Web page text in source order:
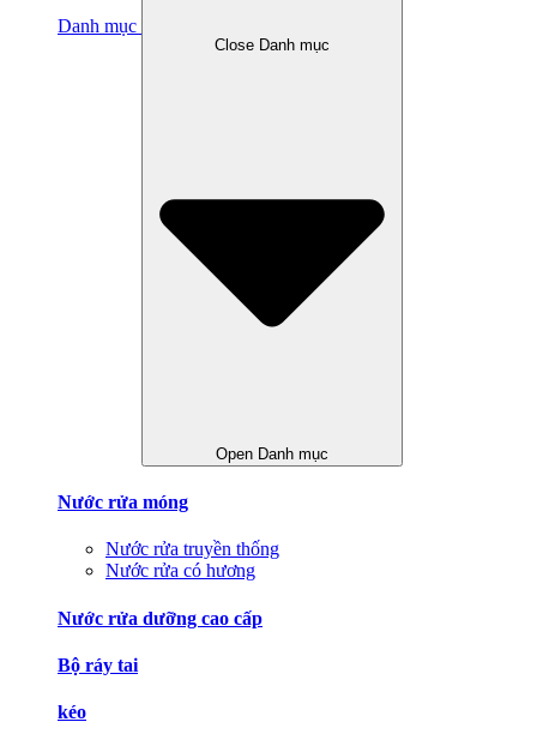
Danh mục
Close Danh mục
Open Danh mục
Nước rửa móng
Nước rửa truyền thống
Nước rửa có hương
Nước rửa dưỡng cao cấp
Bộ ráy tai
kéo